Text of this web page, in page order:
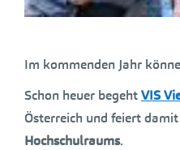
Im kommenden Jahr
Schon heuer begehtVIS
Österreich und feiert
Hochschulraums.